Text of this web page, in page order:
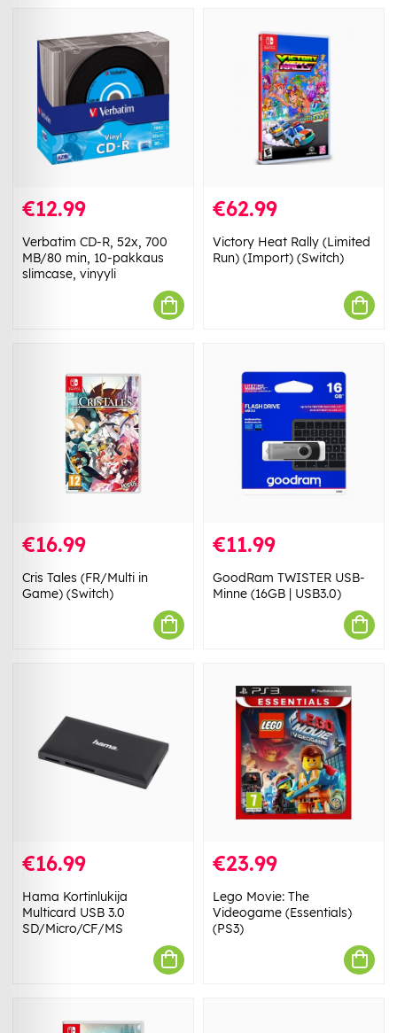
€12.99
Verbatim CD-R, 52x, 700
MB/80 min, 10-pakkaus
slimcase, vinyyli
€62.99
Victory Heat Rally (Limited
Run) (Import) (Switch)
€16.99
Cris Tales (FR/Multi in
Game) (Switch)
€11.99
GoodRam TWISTER USB-
Minne (16GB | USB3.0)
€16.99
Hama Kortinlukija
Multicard USB 3.0
SD/Micro/CF/MS
€23.99
Lego Movie: The
Videogame (Essentials)
(PS3)